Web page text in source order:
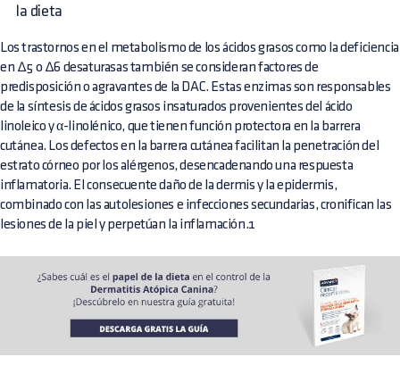
la dieta
Los trastornos en el metabolismo de los ácidos grasos como la deficiencia
en ∆5 o ∆6 desaturasas también se consideran factores de
predisposición o agravantes de la DAC. Estas enzimas son responsables
de la síntesis de ácidos grasos insaturados provenientes del ácido
linoleico y α-linolénico, que tienen función protectora en la barrera
cutánea. Los defectos en la barrera cutánea facilitan la penetración del
estrato córneo por los alérgenos, desencadenando una respuesta
inflamatoria. El consecuente daño de la dermis y la epidermis,
combinado con las autolesiones e infecciones secundarias, cronifican las
lesiones de la piel y perpetúan la inflamación.1